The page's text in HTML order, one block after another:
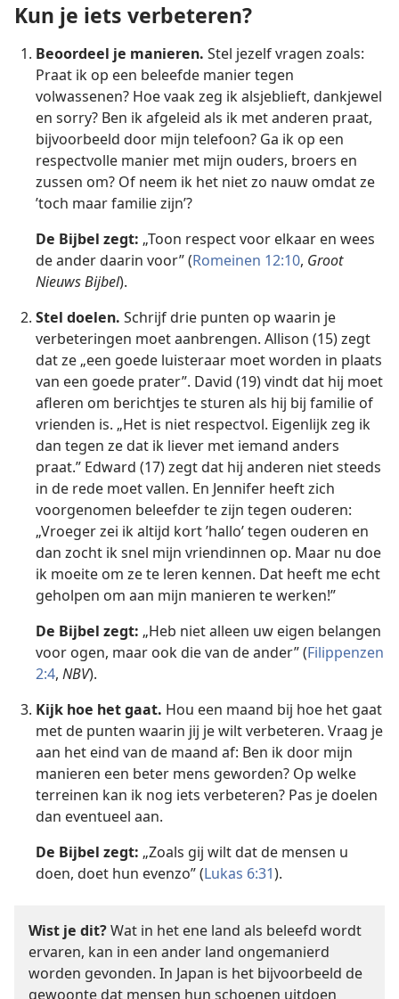
Kun je iets verbeteren?
Beoordeel je manieren. Stel jezelf vragen zoals:
Praat ik op een beleefde manier tegen
volwassenen? Hoe vaak zeg ik alsjeblieft, dankjewel
en sorry? Ben ik afgeleid als ik met anderen praat,
bijvoorbeeld door mijn telefoon? Ga ik op een
respectvolle manier met mijn ouders, broers en
zussen om? Of neem ik het niet zo nauw omdat ze
’toch maar familie zijn’?
De Bijbel zegt: „Toon respect voor elkaar en wees
de ander daarin voor” (Romeinen 12:10, Groot
Nieuws Bijbel).
Stel doelen. Schrijf drie punten op waarin je
verbeteringen moet aanbrengen. Allison (15) zegt
dat ze „een goede luisteraar moet worden in plaats
van een goede prater”. David (19) vindt dat hij moet
afleren om berichtjes te sturen als hij bij familie of
vrienden is. „Het is niet respectvol. Eigenlijk zeg ik
dan tegen ze dat ik liever met iemand anders
praat.” Edward (17) zegt dat hij anderen niet steeds
in de rede moet vallen. En Jennifer heeft zich
voorgenomen beleefder te zijn tegen ouderen:
„Vroeger zei ik altijd kort ’hallo’ tegen ouderen en
dan zocht ik snel mijn vriendinnen op. Maar nu doe
ik moeite om ze te leren kennen. Dat heeft me echt
geholpen om aan mijn manieren te werken!”
De Bijbel zegt: „Heb niet alleen uw eigen belangen
voor ogen, maar ook die van de ander” (Filippenzen
2:4, NBV).
Kijk hoe het gaat. Hou een maand bij hoe het gaat
met de punten waarin jij je wilt verbeteren. Vraag je
aan het eind van de maand af: Ben ik door mijn
manieren een beter mens geworden? Op welke
terreinen kan ik nog iets verbeteren? Pas je doelen
dan eventueel aan.
De Bijbel zegt: „Zoals gij wilt dat de mensen u
doen, doet hun evenzo” (Lukas 6:31).
Wist je dit?Wat in het ene land als beleefd wordt
ervaren, kan in een ander land ongemanierd
worden gevonden. In Japan is het bijvoorbeeld de
gewoonte dat mensen hun schoenen uitdoen